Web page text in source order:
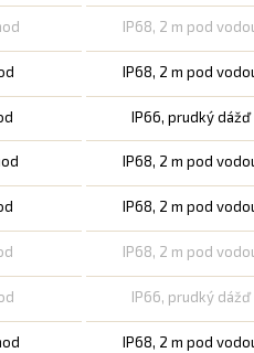
IP68, 2 m pod
IP68, 2 m pod
IP66, prudký dážď
IP68, 2 m pod
IP68, 2 m pod
IP68, 2 m pod
IP66, prudký dážď
IP68, 2 m pod